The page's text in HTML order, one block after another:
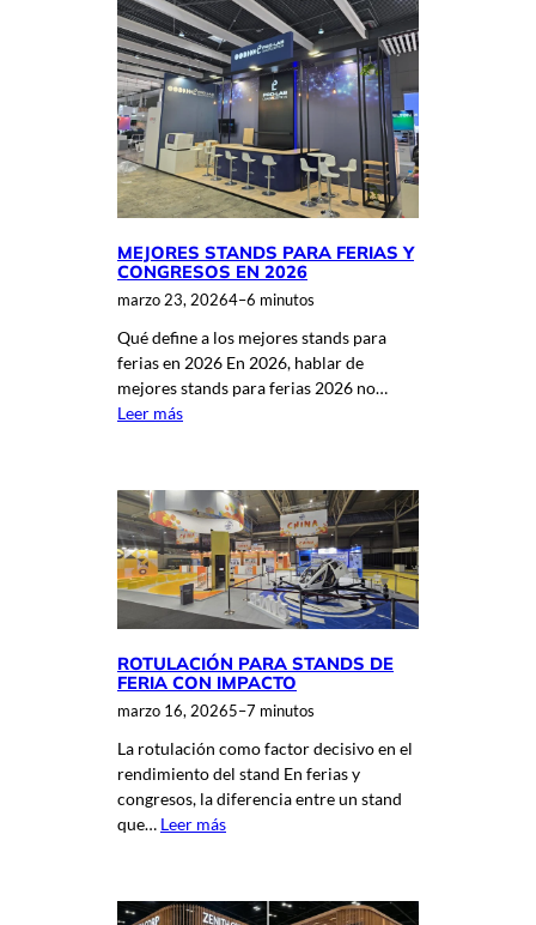
MEJORES STANDS PARA FERIAS Y
CONGRESOS EN 2026
marzo 23, 20264–6 minutos
Qué define a los mejores stands para
ferias en 2026 En 2026, hablar de
mejores stands para ferias 2026 no…
Leer más
ROTULACIÓN PARA STANDS DE
FERIA CON IMPACTO
marzo 16, 20265–7 minutos
La rotulación como factor decisivo en el
rendimiento del stand En ferias y
congresos, la diferencia entre un stand
que… Leer más